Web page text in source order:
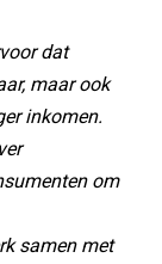
dat
maar ook
inkomen.
om
samen met